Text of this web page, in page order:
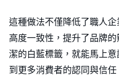
這種做法不僅降低了職人
高度一致性，提升了品牌
潔的白藍標籤，就能馬上
到更多消費者的認同與信任